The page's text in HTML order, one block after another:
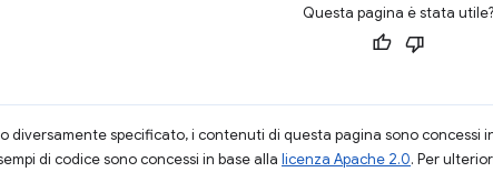
Questa pagina è stata utile?
diversamente specificato, i contenuti di questa pagina sono concessi
di codice sono concessi in base alla licenza Apache 2.0. Per